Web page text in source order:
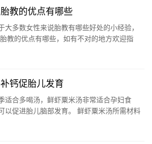
教的优点有哪些
大多数女性来说胎教有哪些好处的小经验，
教的优点有哪些，如有不对的地方欢迎指
钙促胎儿发育
适合多喝汤，鲜虾粟米汤非常适合孕妇食
以促进胎儿脑部发育。 鲜虾粟米汤所需材料